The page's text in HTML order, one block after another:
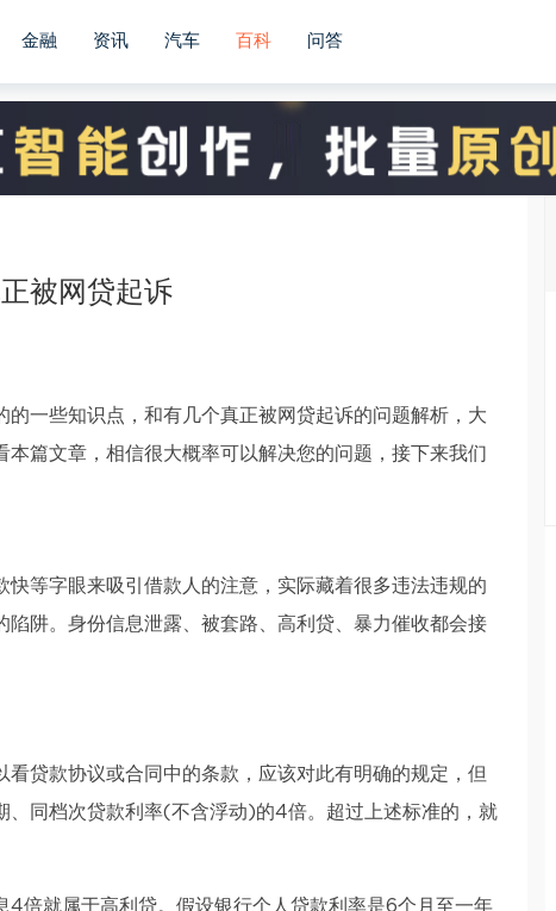
金融 资讯 汽车 百科 问答
被网贷起诉
一些知识点，和有几个真正被网贷起诉的问题解析，大
篇文章，相信很大概率可以解决您的问题，接下来我们
等字眼来吸引借款人的注意，实际藏着很多违法违规的
阱。身份信息泄露、被套路、高利贷、暴力催收都会接
贷款协议或合同中的条款，应该对此有明确的规定，但
同档次贷款利率(不含浮动)的4倍。超过上述标准的，就
倍就属于高利贷。假设银行个人贷款利率是6个月至一年